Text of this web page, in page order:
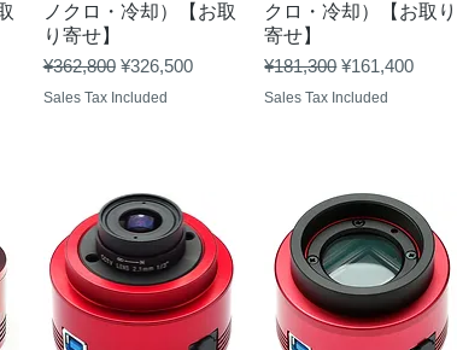
ノクロ・冷却）【お取
り寄せ】
Regular Price
¥362,800 Sale Price
¥326,500
Sales Tax Included
クロ・冷却）【お取り
寄せ】
Regular Price
¥181,300 Sale Price
¥161,400
Sales Tax Included